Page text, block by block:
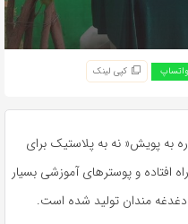
واتساپ کپی لینک
به پویش« نه به پلاستیک برای
افتاده و پوسترهای آموزشی بسیار
مندان تولید شده است.